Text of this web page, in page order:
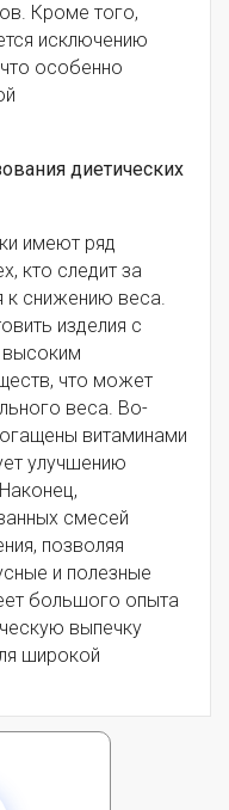
Кроме того,
исключению
особенно
диетических
имеют ряд
кто следит за
к снижению веса.
изделия с
высоким
что может
веса. Во-
витаминами
улучшению
смесей
позволяя
и полезные
большого опыта
выпечку
широкой